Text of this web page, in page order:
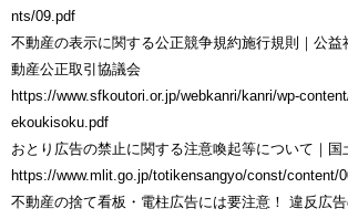
nts/09.pdf
不動産の表示に関する公正競争規約施行規則｜公
動産公正取引協議会
https://www.sfkoutori.or.jp/webkanri/kanri/wp-
ekoukisoku.pdf
おとり広告の禁止に関する注意喚起等について｜国
https://www.mlit.go.jp/totikensangyo/const/content/
不動産の捨て看板・電柱広告には要注意！ 違反広